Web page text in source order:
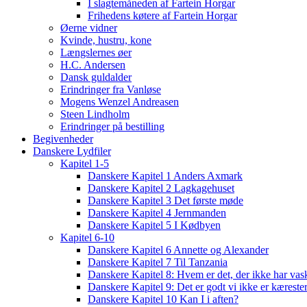
I slagtemåneden af Fartein Horgar
Frihedens køtere af Fartein Horgar
Øerne vidner
Kvinde, hustru, kone
Længslernes øer
H.C. Andersen
Dansk guldalder
Erindringer fra Vanløse
Mogens Wenzel Andreasen
Steen Lindholm
Erindringer på bestilling
Begivenheder
Danskere Lydfiler
Kapitel 1-5
Danskere Kapitel 1 Anders Axmark
Danskere Kapitel 2 Lagkagehuset
Danskere Kapitel 3 Det første møde
Danskere Kapitel 4 Jernmanden
Danskere Kapitel 5 I Kødbyen
Kapitel 6-10
Danskere Kapitel 6 Annette og Alexander
Danskere Kapitel 7 Til Tanzania
Danskere Kapitel 8: Hvem er det, der ikke har
Danskere Kapitel 9: Det er godt vi ikke er
Danskere Kapitel 10 Kan I i aften?